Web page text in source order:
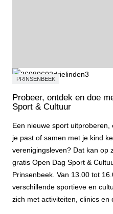
PRINSENBEEK
Probeer, ontdek en doe
Sport & Cultuur
Een nieuwe sport
je past of samen met je kind
verenigingsleven? Dat kan op
gratis Open Dag Sport &
Prinsenbeek. Van 13.00 tot
verschillende sportieve en
zich met activiteiten, clinics en